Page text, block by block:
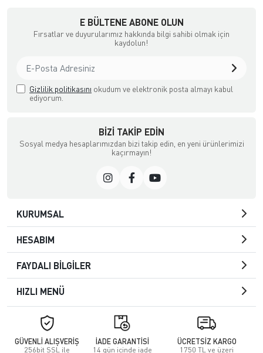
E BÜLTENE ABONE OLUN
Fırsatlar ve duyurularımız hakkında bilgi sahibi olmak için
kaydolun!
Gizlilik politikasını okudum ve elektronik posta almayı kabul
ediyorum.
BIZI TAKIP EDIN
Sosyal medya hesaplarımızdan bizi takip edin, en yeni ürünlerimizi
kaçırmayın!
KURUMSAL
HESABIM
FAYDALI BİLGİLER
HIZLI MENÜ
GÜVENLİ ALIŞVERİŞ
256bit SSL ile
İADE GARANTİSİ
14 gün içinde iade
ÜCRETSİZ KARGO
1750 TL ve üzeri